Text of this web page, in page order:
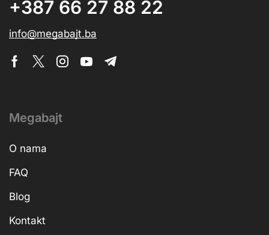
+387 66 27 88 22
info@megabajt.ba
Megabajt
O nama
FAQ
Blog
Kontakt